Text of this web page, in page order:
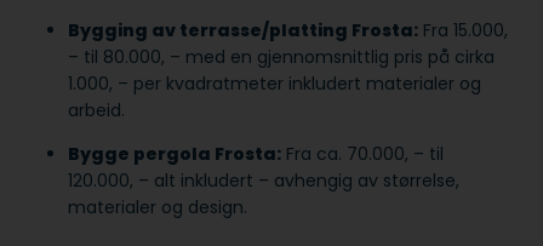
Bygging av terrasse/platting Frosta: Fra 15.000,
– til 80.000, – med en gjennomsnittlig pris på cirka
1.000, – per kvadratmeter inkludert materialer og
arbeid.
Bygge pergola Frosta: Fra ca. 70.000, – til
120.000, – alt inkludert – avhengig av størrelse,
materialer og design.